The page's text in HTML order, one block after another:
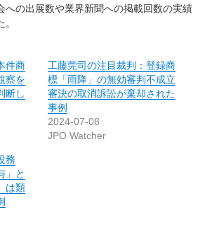
への出展数や業界新聞への掲載回数の実績
件商
察を
断し
工藤莞司の注目裁判：登録商
標「雨降」の無効審判不成立
審決の取消訴訟が棄却された
事例
2024-07-08
JPO Watcher
務
」と
は類